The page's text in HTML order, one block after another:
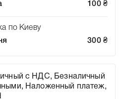
100 ₴
по Киеву
300 ₴
с НДС, Безналичный
Наложенный платеж,